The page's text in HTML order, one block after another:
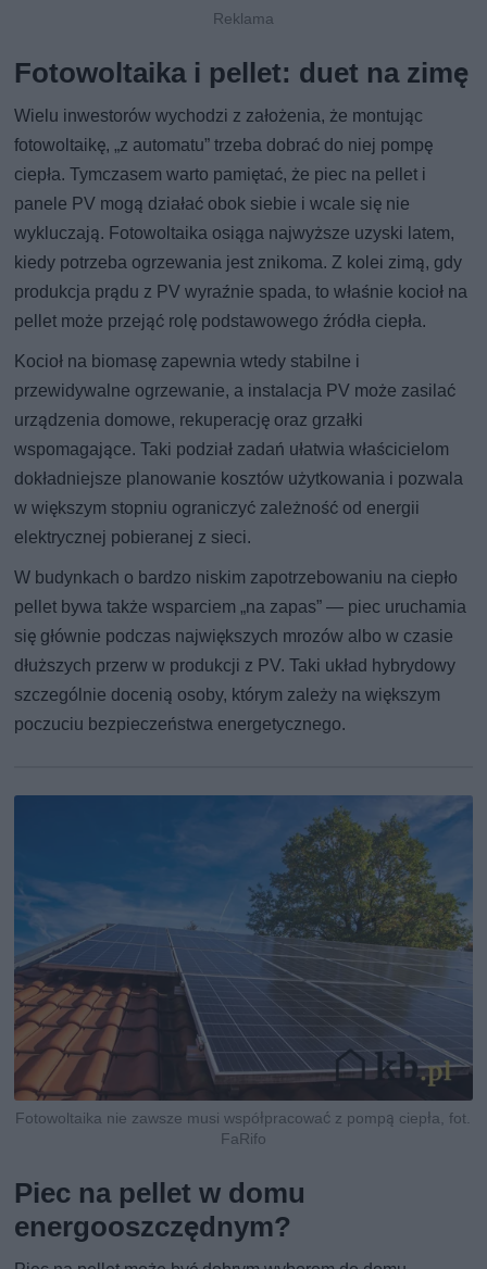
Fotowoltaika i pellet: duet na zimę
Wielu inwestorów wychodzi z założenia, że montując
fotowoltaikę, „z automatu” trzeba dobrać do niej pompę
ciepła. Tymczasem warto pamiętać, że piec na pellet i
panele PV mogą działać obok siebie i wcale się nie
wykluczają. Fotowoltaika osiąga najwyższe uzyski latem,
kiedy potrzeba ogrzewania jest znikoma. Z kolei zimą, gdy
produkcja prądu z PV wyraźnie spada, to właśnie kocioł na
pellet może przejąć rolę podstawowego źródła ciepła.
Kocioł na biomasę zapewnia wtedy stabilne i
przewidywalne ogrzewanie, a instalacja PV może zasilać
urządzenia domowe, rekuperację oraz grzałki
wspomagające. Taki podział zadań ułatwia właścicielom
dokładniejsze planowanie kosztów użytkowania i pozwala
w większym stopniu ograniczyć zależność od energii
elektrycznej pobieranej z sieci.
W budynkach o bardzo niskim zapotrzebowaniu na ciepło
pellet bywa także wsparciem „na zapas” — piec uruchamia
się głównie podczas największych mrozów albo w czasie
dłuższych przerw w produkcji z PV. Taki układ hybrydowy
szczególnie docenią osoby, którym zależy na większym
poczuciu bezpieczeństwa energetycznego.
Fotowoltaika nie zawsze musi współpracować z pompą ciepła, fot.
FaRifo
Piec na pellet w domu
energooszczędnym?